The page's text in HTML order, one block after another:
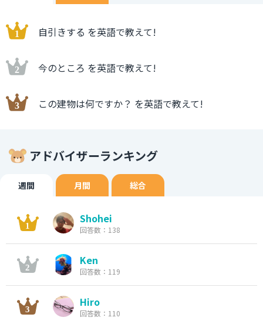
自引きする を英語で教えて!
今のところ を英語で教えて!
この建物は何ですか？ を英語で教えて!
アドバイザーランキング
週間 月間 総合
Shohei
回答数：138
Ken
回答数：119
Hiro
回答数：110